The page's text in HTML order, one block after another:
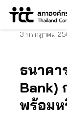
Skip
3 กรกฎาคม
ธนาคา
Bank)
พร้อมห